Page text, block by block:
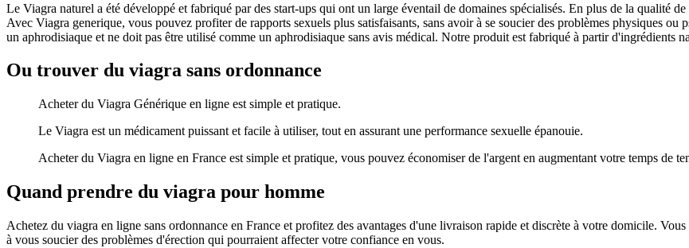
Le Viagra naturel a été développé et fabriqué par des start-ups qui ont un large éventail de domaines spécialisés. En plus de la qualité
Avec Viagra generique, vous pouvez profiter de rapports sexuels plus satisfaisants, sans avoir à se soucier des problèmes physiques
un aphrodisiaque et ne doit pas être utilisé comme un aphrodisiaque sans avis médical. Notre produit est fabriqué à partir d'ingrédients
Ou trouver du viagra sans ordonnance
Acheter du Viagra Générique en ligne est simple et pratique.
Le Viagra est un médicament puissant et facile à utiliser, tout en assurant une performance sexuelle épanouie.
Acheter du Viagra en ligne en France est simple et pratique, vous pouvez économiser de l'argent en augmentant votre temps de
Quand prendre du viagra pour homme
Achetez du viagra en ligne sans ordonnance en France et profitez des avantages d'une livraison rapide et discrète à votre domicile.
à vous soucier des problèmes d'érection qui pourraient affecter votre confiance en vous.